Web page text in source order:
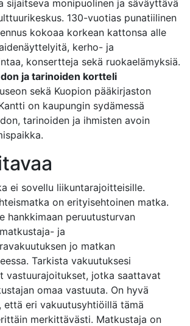
sijaitseva monipuolinen ja säväyttävä
130-vuotias punatiilinen
kokoaa korkean kattonsa alle
kerho- ja
konsertteja sekä ruokaelämyksiä.
ja tarinoiden kortteli
sekä Kuopion pääkirjaston
on kaupungin sydämessä
tarinoiden ja ihmisten avoin
ei sovellu liikuntarajoitteisille.
on erityisehtoinen matka.
hankkimaan peruutusturvan
ja
jo matkan
Tarkista vakuutuksesi
vastuurajoitukset, jotka saattavat
omaa vastuuta. On hyvä
että eri vakuutusyhtiöillä tämä
merkittävästi. Matkustaja on